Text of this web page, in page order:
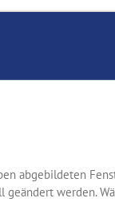
abgebildeten
werden.